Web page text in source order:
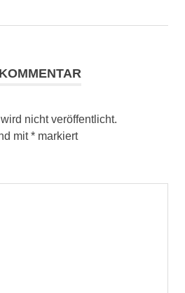
nicht veröffentlicht.
mit* markiert